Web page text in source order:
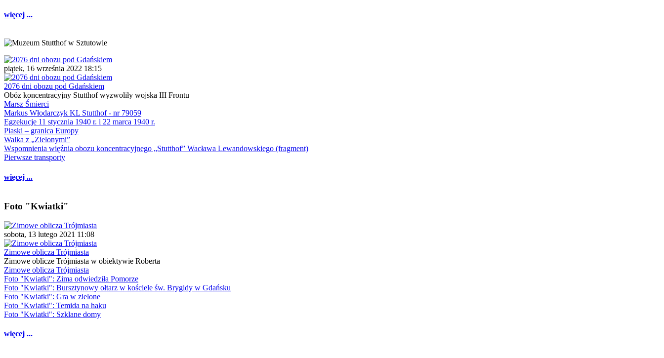
więcej ...
piątek, 16 września 2022 18:15
2076 dni obozu pod Gdańskiem
Obóz koncentracyjny Stutthof wyzwoliły wojska III Frontu
Marsz Śmierci
Markus Włodarczyk KL Stutthof - nr 79059
Egzekucje 11 stycznia 1940 r. i 22 marca 1940 r.
Piaski – granica Europy
Walka z „Zielonymi”
Wspomnienia więźnia obozu koncentracyjnego „Stutthof” Wacława Lewandowskiego (fragment)
Pierwsze transporty
więcej ...
Foto "Kwiatki"
sobota, 13 lutego 2021 11:08
Zimowe oblicza Trójmiasta
Zimowe oblicze Trójmiasta w obiektywie Roberta
Zimowe oblicza Trójmiasta
Foto "Kwiatki": Zima odwiedziła Pomorze
Foto "Kwiatki": Bursztynowy ołtarz w kościele św. Brygidy w Gdańsku
Foto "Kwiatki": Gra w zielone
Foto "Kwiatki": Temida na haku
Foto "Kwiatki": Szklane domy
więcej ...